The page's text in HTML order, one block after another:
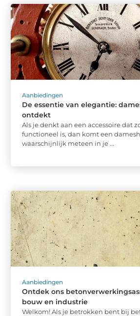
Aanbiedingen
De essentie van elegantie:
ontdekt
Als je denkt aan een accessoire dat
functioneel is, dan komt een
waarschijnlijk meteen in je ...
Aanbiedingen
Ontdek ons
bouw en industrie
Welkom! Als je betrokken bent bij